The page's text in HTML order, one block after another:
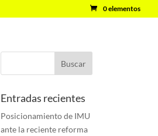
0 elementos
Entradas recientes
Posicionamiento de IMU
ante la reciente reforma